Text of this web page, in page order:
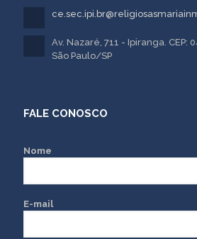
Av. Nazaré, 711 - Ipiranga. CEP:
São Paulo/SP
FALE CONOSCO
Nome
E-mail